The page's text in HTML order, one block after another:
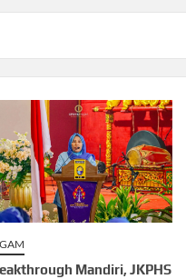
Mandiri, JKPHS